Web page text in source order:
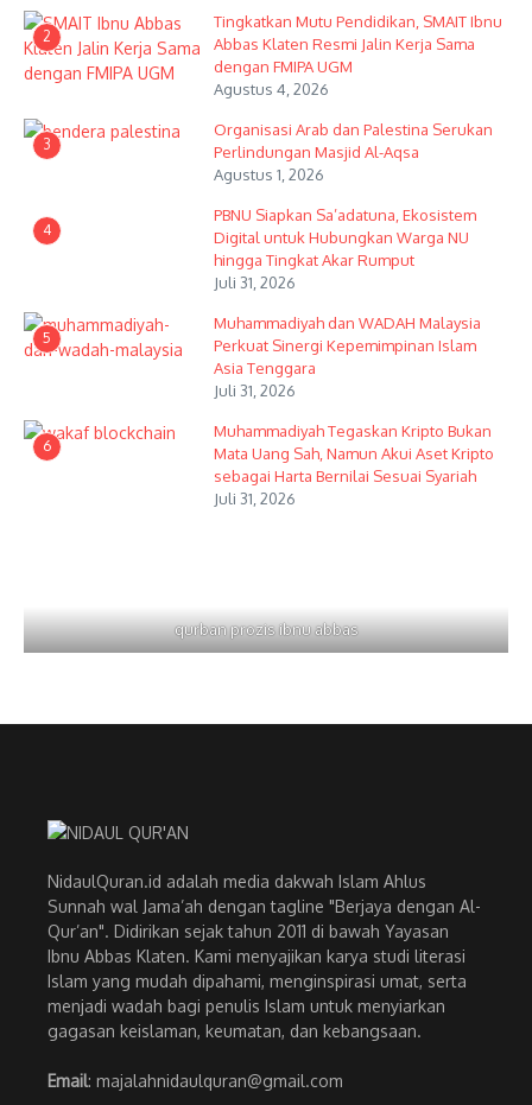
2
Tingkatkan Mutu Pendidikan, SMAIT Ibnu
Abbas Klaten Resmi Jalin Kerja Sama
dengan FMIPA UGM
Agustus 4, 2026
3
Organisasi Arab dan Palestina Serukan
Perlindungan Masjid Al-Aqsa
Agustus 1, 2026
4
PBNU Siapkan Sa’adatuna, Ekosistem
Digital untuk Hubungkan Warga NU
hingga Tingkat Akar Rumput
Juli 31, 2026
5
Muhammadiyah dan WADAH Malaysia
Perkuat Sinergi Kepemimpinan Islam
Asia Tenggara
Juli 31, 2026
6
Muhammadiyah Tegaskan Kripto Bukan
Mata Uang Sah, Namun Akui Aset Kripto
sebagai Harta Bernilai Sesuai Syariah
Juli 31, 2026
qurban prozis ibnu abbas
NidaulQuran.id adalah media dakwah Islam Ahlus
Sunnah wal Jama’ah dengan tagline "Berjaya dengan Al-
Qur’an". Didirikan sejak tahun 2011 di bawah Yayasan
Ibnu Abbas Klaten. Kami menyajikan karya studi literasi
Islam yang mudah dipahami, menginspirasi umat, serta
menjadi wadah bagi penulis Islam untuk menyiarkan
gagasan keislaman, keumatan, dan kebangsaan.
Email: majalahnidaulquran@gmail.com